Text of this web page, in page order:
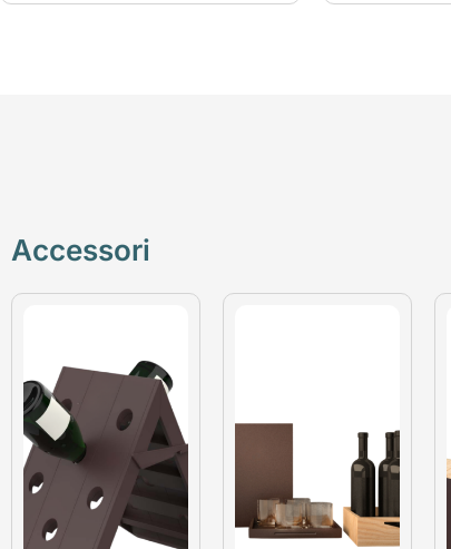
Accessori